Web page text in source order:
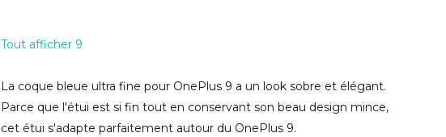
Tout afficher 9
La coque bleue ultra fine pour OnePlus 9 a un look sobre et élégant.
Parce que l'étui est si fin tout en conservant son beau design mince,
cet étui s'adapte parfaitement autour du OnePlus 9.